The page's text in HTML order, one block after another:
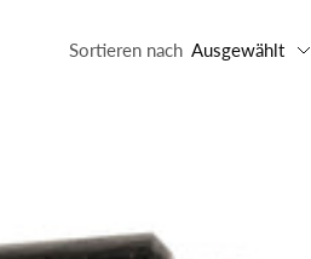
Sortieren nach Ausgewählt